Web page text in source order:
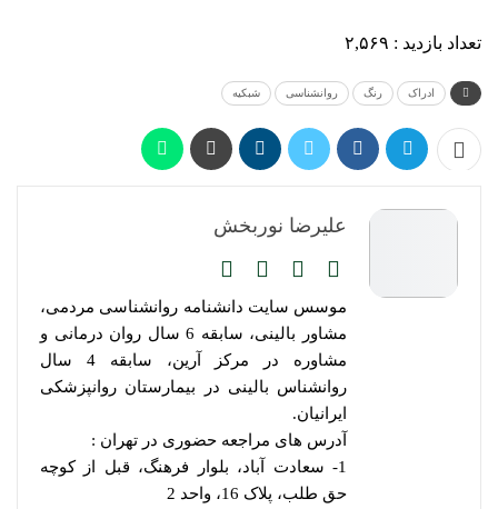
تعداد بازدید : ۲,۵۶۹
ادراک رنگ روانشناسی شبکیه
علیرضا نوربخش
موسس سایت دانشنامه روانشناسی مردمی،
مشاور بالینی، سابقه 6 سال روان درمانی و
مشاوره در مرکز آرین، سابقه 4 سال
روانشناس بالینی در بیمارستان روانپزشکی
ایرانیان.
آدرس های مراجعه حضوری در تهران :
1- سعادت آباد، بلوار فرهنگ، قبل از کوچه
حق طلب، پلاک 16، واحد 2